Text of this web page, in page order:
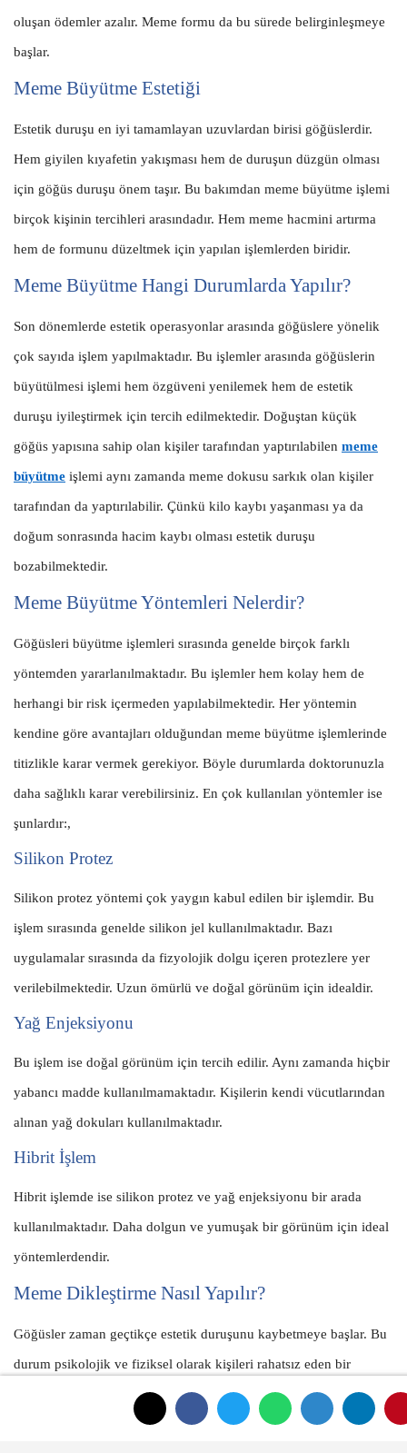
oluşan ödemler azalır. Meme formu da bu sürede belirginleşmeye
başlar.
Meme Büyütme Estetiği
Estetik duruşu en iyi tamamlayan uzuvlardan birisi göğüslerdir.
Hem giyilen kıyafetin yakışması hem de duruşun düzgün olması
için göğüs duruşu önem taşır. Bu bakımdan meme büyütme işlemi
birçok kişinin tercihleri arasındadır. Hem meme hacmini artırma
hem de formunu düzeltmek için yapılan işlemlerden biridir.
Meme Büyütme Hangi Durumlarda Yapılır?
Son dönemlerde estetik operasyonlar arasında göğüslere yönelik
çok sayıda işlem yapılmaktadır. Bu işlemler arasında göğüslerin
büyütülmesi işlemi hem özgüveni yenilemek hem de estetik
duruşu iyileştirmek için tercih edilmektedir. Doğuştan küçük
göğüs yapısına sahip olan kişiler tarafından yaptırılabilen meme
büyütme işlemi aynı zamanda meme dokusu sarkık olan kişiler
tarafından da yaptırılabilir. Çünkü kilo kaybı yaşanması ya da
doğum sonrasında hacim kaybı olması estetik duruşu
bozabilmektedir.
Meme Büyütme Yöntemleri Nelerdir?
Göğüsleri büyütme işlemleri sırasında genelde birçok farklı
yöntemden yararlanılmaktadır. Bu işlemler hem kolay hem de
herhangi bir risk içermeden yapılabilmektedir. Her yöntemin
kendine göre avantajları olduğundan meme büyütme işlemlerinde
titizlikle karar vermek gerekiyor. Böyle durumlarda doktorunuzla
daha sağlıklı karar verebilirsiniz. En çok kullanılan yöntemler ise
şunlardır:,
Silikon Protez
Silikon protez yöntemi çok yaygın kabul edilen bir işlemdir. Bu
işlem sırasında genelde silikon jel kullanılmaktadır. Bazı
uygulamalar sırasında da fizyolojik dolgu içeren protezlere yer
verilebilmektedir. Uzun ömürlü ve doğal görünüm için idealdir.
Yağ Enjeksiyonu
Bu işlem ise doğal görünüm için tercih edilir. Aynı zamanda hiçbir
yabancı madde kullanılmamaktadır. Kişilerin kendi vücutlarından
alınan yağ dokuları kullanılmaktadır.
Hibrit İşlem
Hibrit işlemde ise silikon protez ve yağ enjeksiyonu bir arada
kullanılmaktadır. Daha dolgun ve yumuşak bir görünüm için ideal
yöntemlerdendir.
Meme Dikleştirme Nasıl Yapılır?
Göğüsler zaman geçtikçe estetik duruşunu kaybetmeye başlar. Bu
durum psikolojik ve fiziksel olarak kişileri rahatsız eden bir
durumdur. Genelde yaş alma ya da ani kilo değişimleri gibi
nedenlerle sarkmalar olabilmektedir. Böyle durumlarda dameme